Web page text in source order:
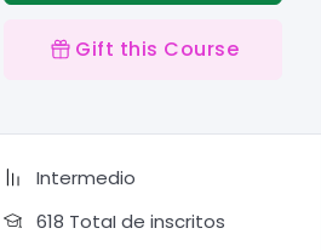
Gift this Course
Intermedio
618 TotaI de inscritos